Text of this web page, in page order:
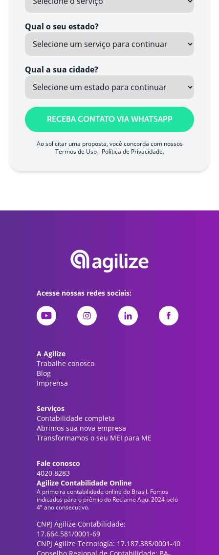
Qual o seu estado?
Qual a sua cidade?
RECEBA CONTATO VIA WHATSAPP
Ao solicitar uma proposta, você concorda com nossos
Termos de Uso- Política de Privacidade.
Acesse nossas redes sociais:
A Agilize
Trabalhe conosco
Blog
Imprensa
Serviços
Contabilidade completa
Abrimos sua nova empresa
Transformamos o seu MEI para ME
Fale conosco
4020.8283
Agilize Contabilidade Online
A primeira contabilidade online do Brasil. Fomos
indicados para o prêmio do Reclame Aqui 2024 pelo
4º ano consecutivo.
CNPJ Agilize Contabilidade:
17.664.581/0001-69
CNPJ Agilize Tecnologia: 17.187.385/0001-40